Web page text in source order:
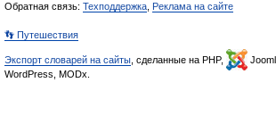
Обратная связь: Техподдержка Реклама на сайте
👣 Путешествия
Экспорт словарей на сайты , сделанные на PHP,
WordPress, MODx.